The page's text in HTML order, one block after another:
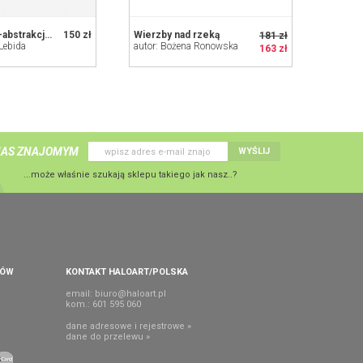
150 zł
Złoto i czerń-abstrakcja -minimalizm
181 zł
163 zł
Wierzby nad rzeką
autor: Bożena Ronowska
ZNAJOMYM WYŚLIJ
...może właśnie szukają sklepu takiego jak nasz..?
KONTAKT HALOART/POLSKA
email: biuro@haloart.pl
kom.: 601 595 060
dane adresowe i rejestrowe »
dane do przelewu »